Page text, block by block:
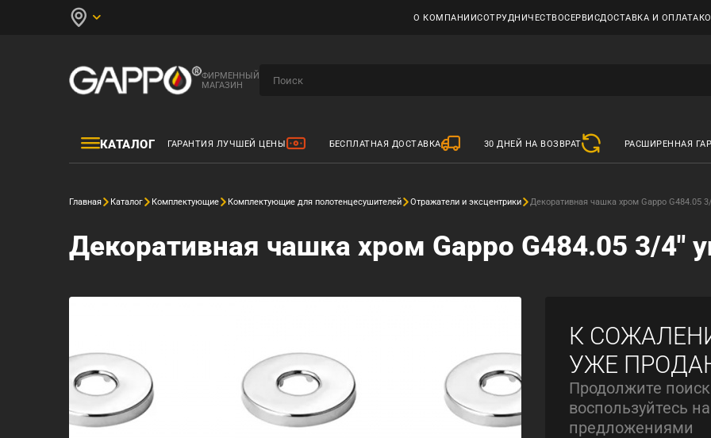
О КОМПАНИИСОТРУДНИЧЕСТВОСЕРВИСДОСТАВКА И ОПЛАТА
ФИРМЕННЫЙ
МАГАЗИН
КАТАЛОГ ГАРАНТИЯ ЛУЧШЕЙ ЦЕНЫ БЕСПЛАТНАЯ ДОСТАВКА 30 ДНЕЙ НА ВОЗВРАТ РАСШИРЕННАЯ
Главная Каталог Комплектующие Комплектующие для полотенцесушителей Отражатели и эксцентрики Декоративная чашка хром Gappo G484.05
Декоративная чашка хром Gappo G484.05 3/4"
К
УЖЕ
Продолжите
воспользуйтесь
предложениями